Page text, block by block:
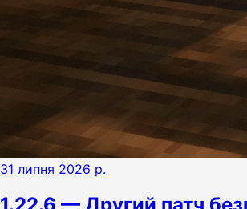
31 липня 2026 р.